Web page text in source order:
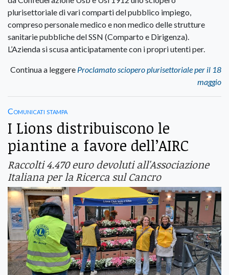
plurisettoriale di vari comparti del pubblico impiego,
compreso personale medico e non medico delle strutture
sanitarie pubbliche del SSN (Comparto e Dirigenza).
L’Azienda si scusa anticipatamente con i propri utenti per.
Continua a leggere Proclamato sciopero plurisettoriale per il 18
maggio
Comunicati stampa
I Lions distribuiscono le
piantine a favore dell’AIRC
Raccolti 4.470 euro devoluti all'Associazione
Italiana per la Ricerca sul Cancro